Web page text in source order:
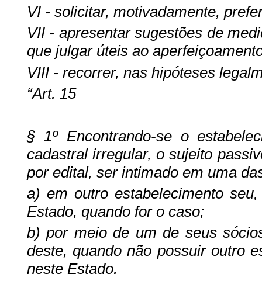
VI - solicitar, motivadamente,
VII - apresentar sugestões de
que julgar úteis ao
VIII - recorrer, nas hipóteses
“Art. 15
§ 1º Encontrando-se o
cadastral irregular, o sujeito
por edital, ser intimado em uma
a) em outro estabelecimento
Estado, quando for o caso;
b) por meio de um de seus
deste, quando não possuir outro
neste Estado.